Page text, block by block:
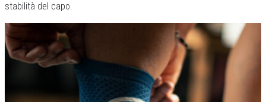
stabilità del capo.